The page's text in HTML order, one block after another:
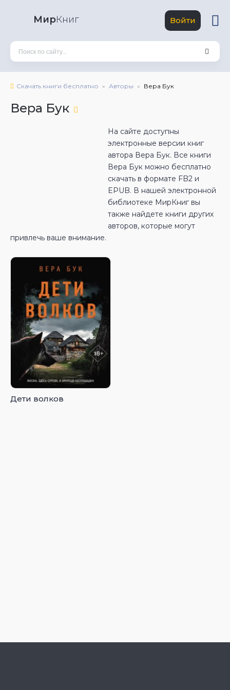
МирКниг Войти
Скачать книги бесплатно Авторы Вера Бук
Вера Бук
На сайте доступны
электронные версии книг
автора Вера Бук. Все книги
Вера Бук можно бесплатно
скачать в формате FB2 и
EPUB. В нашей электронной
библиотеке МирКниг вы
также найдете книги других
авторов, которые могут
привлечь ваше внимание.
Дети волков